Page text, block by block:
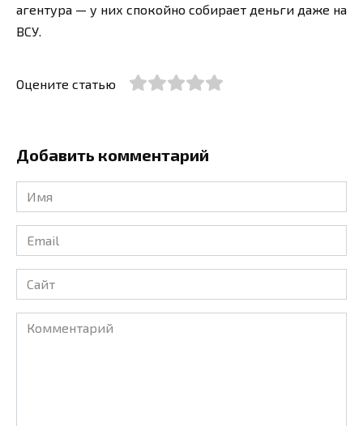
агентура — у них спокойно собирает деньги даже на
ВСУ.
Оцените статью
Добавить комментарий
Имя
*
Email
*
Сайт
Комментарий